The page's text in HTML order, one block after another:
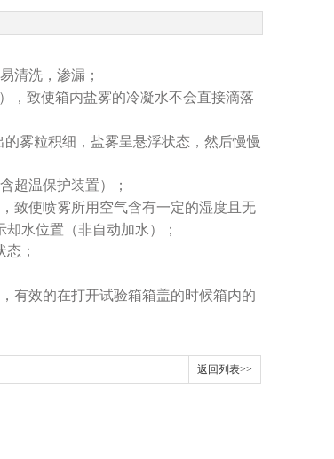
清洗，渗漏；
，致使箱内盐雾的冷凝水不会直接滴落
的雾粒积细，盐雾呈悬浮状态，然后慢慢
超温保护装置）；
致使喷雾所用空气含有一定的湿度且无
水位置（非自动加水）；
；
有效的在打开试验箱箱盖的时候箱内的
返回列表>>